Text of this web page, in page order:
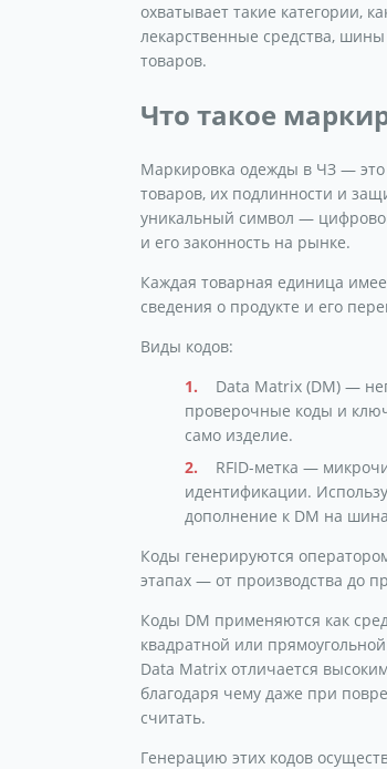
охватывает такие категории,
лекарственные средства,
товаров.
Что такое
Маркировка одежды в ЧЗ — это
товаров, их подлинности и
уникальный символ —
и его законность на рынке.
Каждая товарная единица
сведения о продукте и его
Виды кодов:
Data Matrix (DM) —
проверочные коды и
само изделие.
RFID-метка —
идентификации.
дополнение к DM на
Коды генерируются
этапах — от производства до
Коды DM применяются как
квадратной или
Data Matrix отличается
благодаря чему даже при
считать.
Генерацию этих кодов